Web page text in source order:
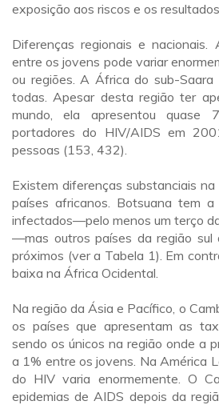
exposição aos riscos e os
Diferenças regionais e
entre os jovens pode variar
ou regiões. A África do sub-
todas. Apesar desta região ter
mundo, ela apresentou
portadores do HIV/AIDS em
pessoas (153, 432).
Existem diferenças substanciais
países africanos. Botsuana tem
infectados—pelo menos um terço
—mas outros países da região sul
próximos (ver a Tabela 1). Em
baixa na África Ocidental.
Na região da Ásia e Pacífico, o
os países que apresentam as
sendo os únicos na região onde a
a 1% entre os jovens. Na América
do HIV varia enormemente. O
epidemias de AIDS depois da